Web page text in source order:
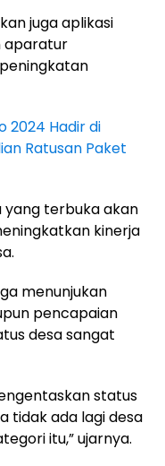
juga aplikasi
aparatur
2024 Hadir di
Ratusan Paket
yang terbuka akan
kinerja
menunjukan
pencapaian
desa sangat
status
tidak ada lagi desa
itu,” ujarnya.